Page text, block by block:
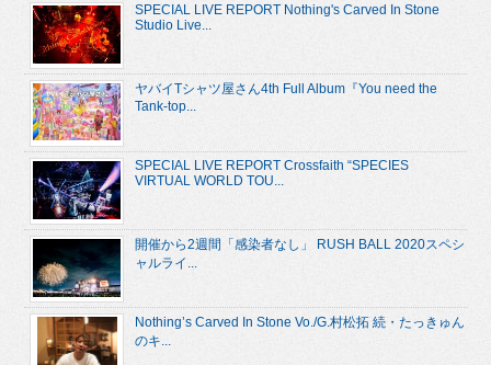
SPECIAL LIVE REPORT Nothing's Carved In Stone
Studio Live...
ヤバイTシャツ屋さん4th Full Album『You need the
Tank-top...
SPECIAL LIVE REPORT Crossfaith “SPECIES
VIRTUAL WORLD TOU...
開催から2週間「感染者なし」 RUSH BALL 2020スペシ
ャルライ...
Nothing’s Carved In Stone Vo./G.村松拓 続・たっきゅん
のキ...